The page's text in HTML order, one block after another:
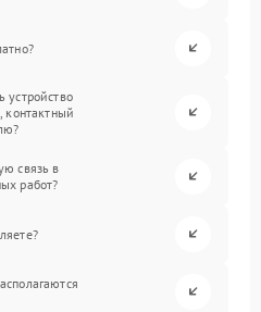
устройство
контактный
связь в
работ?